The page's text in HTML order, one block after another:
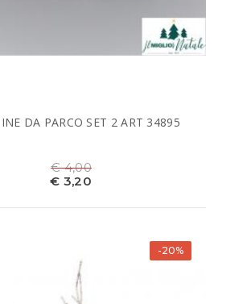
DA PARCO SET 2 ART 34895
€ 4,00
€ 3,20
-20%